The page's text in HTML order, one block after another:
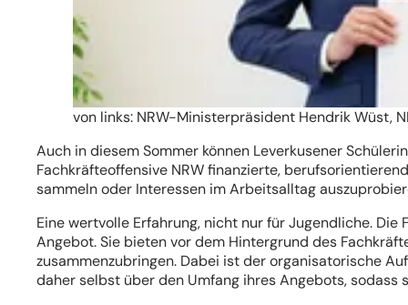
von links: NRW-Ministerpräsident Hendrik Wüst,
Auch in diesem Sommer können Leverkusener
Fachkräfteoffensive NRW finanzierte,
sammeln oder Interessen im Arbeitsalltag
Eine wertvolle Erfahrung, nicht nur für Jugendliche.
Angebot. Sie bieten vor dem Hintergrund des
zusammenzubringen. Dabei ist der organisatorische
daher selbst über den Umfang ihres Angebots,